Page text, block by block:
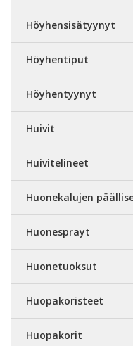
Höyhensisätyynyt
Höyhentiput
Höyhentyynyt
Huivit
Huivitelineet
Huonekalujen
Huonesprayt
Huonetuoksut
Huopakoristeet
Huopakorit